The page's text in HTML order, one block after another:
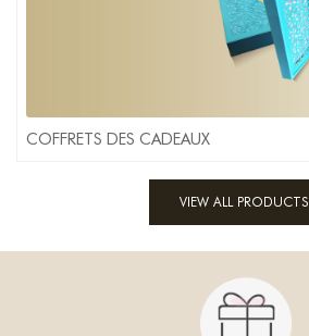
COFFRETS DES CADEAUX
VIEW ALL PRODUCTS